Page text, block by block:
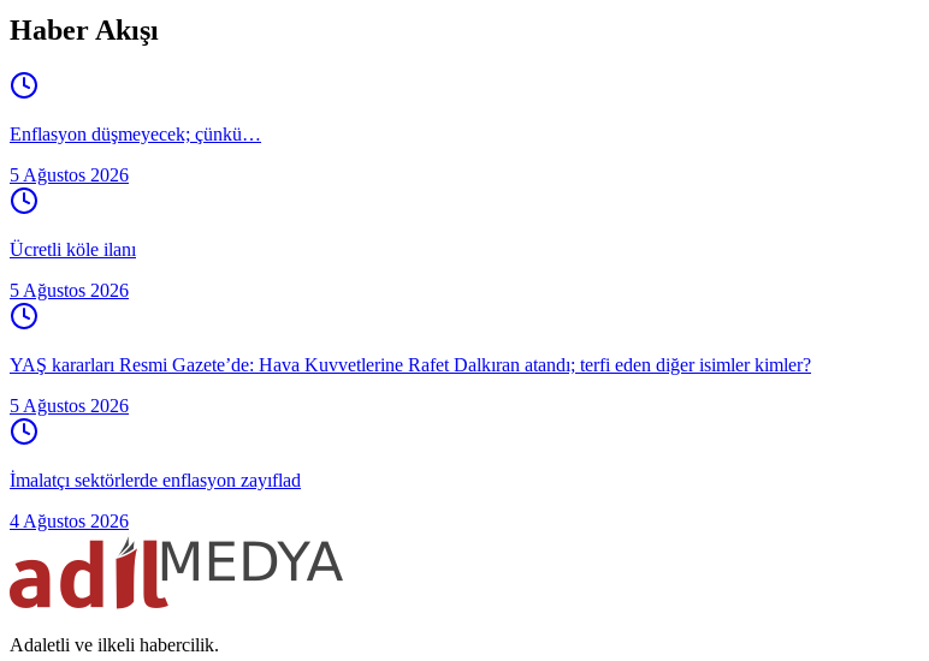
Haber Akışı
Enflasyon düşmeyecek; çünkü…
5 Ağustos 2026
Ücretli köle ilanı
5 Ağustos 2026
YAŞ kararları Resmi Gazete’de: Hava Kuvvetlerine Rafet Dalkıran atandı; terfi eden diğer isimler kimler?
5 Ağustos 2026
İmalatçı sektörlerde enflasyon zayıflad
4 Ağustos 2026
Adaletli ve ilkeli habercilik.